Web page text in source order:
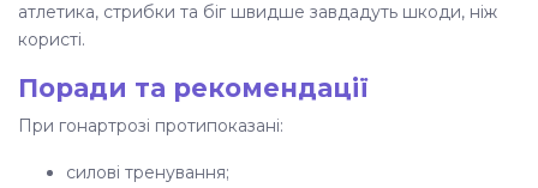
атлетика, стрибки та біг швидше завдадуть шкоди, ніж
користі.
Поради та рекомендації
При гонартрозі протипоказані:
силові тренування;